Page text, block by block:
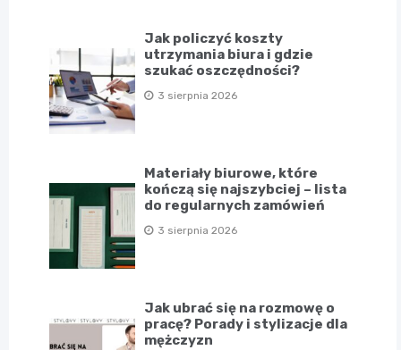
Jak policzyć koszty
utrzymania biura i gdzie
szukać oszczędności?
3 sierpnia 2026
Materiały biurowe, które
kończą się najszybciej – lista
do regularnych zamówień
3 sierpnia 2026
Jak ubrać się na rozmowę o
pracę? Porady i stylizacje dla
mężczyzn